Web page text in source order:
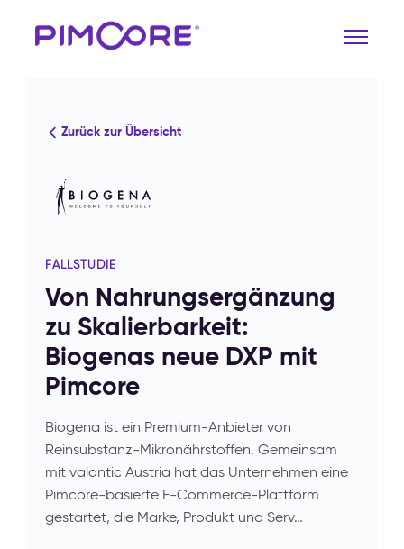
Zurück zur Übersicht
FALLSTUDIE
Von Nahrungsergänzung
zu Skalierbarkeit:
Biogenas neue DXP mit
Pimcore
Biogena ist ein Premium-Anbieter von
Reinsubstanz-Mikronährstoffen. Gemeinsam
mit valantic Austria hat das Unternehmen eine
Pimcore-basierte E-Commerce-Plattform
gestartet, die Marke, Produkt und Serv…